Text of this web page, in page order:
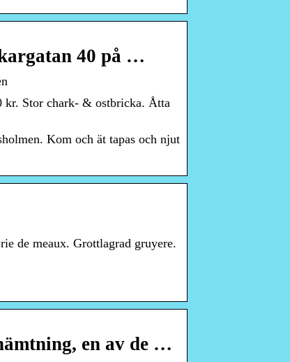
40 på …
kr. Stor chark- & ostbricka. Åtta
Kom och ät tapas och njut
de meaux. Grottlagrad gruyere.
en av de …